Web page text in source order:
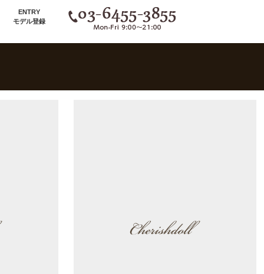
ENTRY
モデル登録